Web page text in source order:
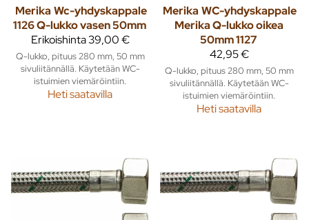
Merika Wc-yhdyskappale
1126 Q-lukko vasen 50mm
Erikoishinta39,00 €
Q-lukko, pituus 280 mm, 50 mm
sivuliitännällä. Käytetään WC-
istuimien viemäröintiin.
Heti saatavilla
Merika WC-yhdyskappale
Merika Q-lukko oikea
50mm 1127
42,95 €
Q-lukko, pituus 280 mm, 50 mm
sivuliitännällä. Käytetään WC-
istuimien viemäröintiin.
Heti saatavilla